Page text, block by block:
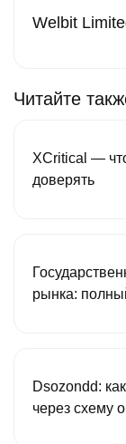
Welbit
Читайте
XCritical —
доверять
рынка:
Dsozondd:
через схему